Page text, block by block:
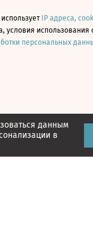
данным
в
IP адреса,
условия использования
персональных